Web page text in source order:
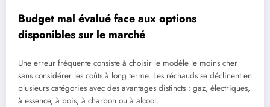
Budget mal évalué face aux options
disponibles sur le marché
Une erreur fréquente consiste à choisir le modèle le moins cher
sans considérer les coûts à long terme. Les réchauds se déclinent en
plusieurs catégories avec des avantages distincts : gaz, électriques,
à essence, à bois, à charbon ou à alcool.